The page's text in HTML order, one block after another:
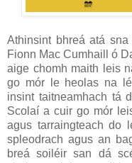
Athinsint bhreá atá
Fionn Mac Cumhaill ó
aige chomh maith leis
go mór le heolas na
insint taitneamhach tá
Scolaí a cuir go mór
agus tarraingteach do
spleodrach agus an
breá soiléir san dá